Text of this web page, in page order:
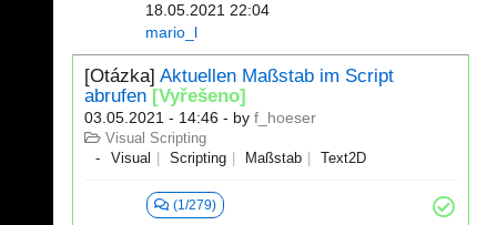
18.05.2021 22:04
mario_l
[Otázka] Aktuellen Maßstab im Script
abrufen [Vyřešeno]
03.05.2021 - 14:46 - by f_hoeser
Visual Scripting
Visual
Scripting Maßstab Text2D
(1/279)